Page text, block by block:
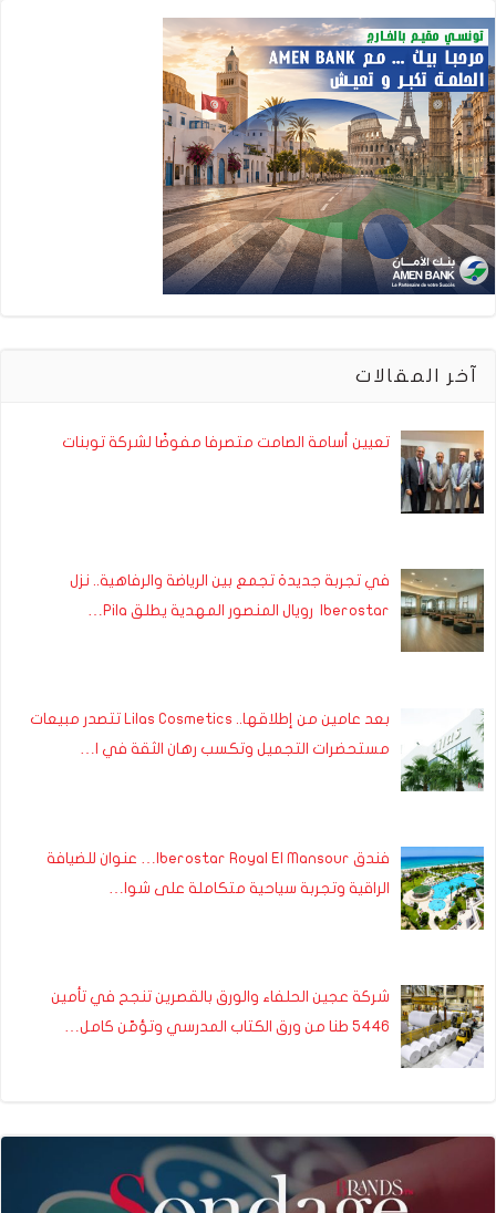
آخر المقالات
تعيين أسامة الصامت متصرفا مفوضًا لشركة توبنات
في تجربة جديدة تجمع بين الرياضة والرفاهية.. نزل
Iberostar رويال المنصور المهدية يطلق Pila…
بعد عامين من إطلاقها.. Lilas Cosmetics تتصدر مبيعات
مستحضرات التجميل وتكسب رهان الثقة في ا…
فندق Iberostar Royal El Mansour… عنوان للضيافة
الراقية وتجربة سياحية متكاملة على شوا…
شركة عجين الحلفاء والورق بالقصرين تنجح في تأمين
5446 طنا من ورق الكتاب المدرسي وتؤمّن كامل…